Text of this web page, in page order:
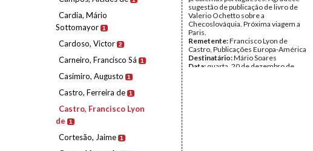
Cardia, Mário
Sottomayor 1
Cardoso, Victor 2
Carneiro, Francisco Sá 1
Casimiro, Augusto 1
Castro, Ferreira de 1
Castro, Francisco Lyon
de
1
Cortesão, Jaime 1
sugestão de publicação de livro de
Valerio Ochetto sobre a
Checoslováquia. Próxima viagem a
Paris.
Remetente:Francisco Lyon de
Castro, Publicações Europa-América
Destinatário:Mário Soares
Data: quarta, 20 de dezembro de